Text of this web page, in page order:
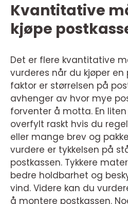
Kvantitative
kjøpe
Det er flere kvantitative
vurderes når du kjøper en
faktor er størrelsen på
avhenger av hvor mye
forventer å motta. En
overfylt raskt hvis du
eller mange brev og
vurdere er tykkelsen på
postkassen. Tykkere
bedre holdbarhet og
vind. Videre kan du
å montere postkassen.